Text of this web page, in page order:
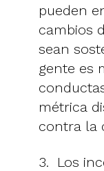
pueden
cambios
sean
gente es
métrica
contra la
3. Los